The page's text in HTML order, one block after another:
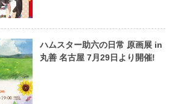
ハムスター助六の日常 原画展 in
丸善 名古屋 7月29日より開催!